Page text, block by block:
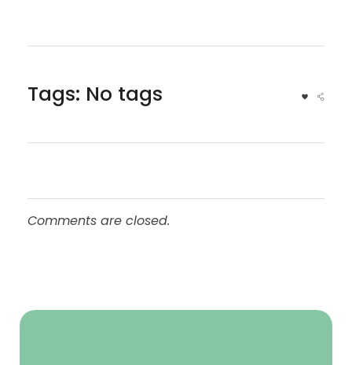
Tags: No tags
Comments are closed.